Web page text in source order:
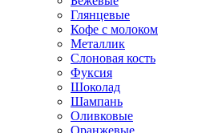
Глянцевые
Кофе с молоком
Металлик
Слоновая кость
Фуксия
Шоколад
Шампань
Оливковые
Оранжевые